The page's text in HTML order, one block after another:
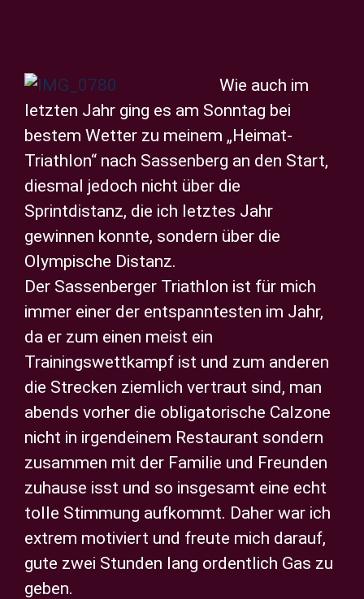
Einwilligungen widerrufen
grösseres
Bild
Wie auch im
letzten Jahr ging es am Sonntag bei
bestem Wetter zu meinem „Heimat-
Triathlon“ nach Sassenberg an den Start,
diesmal jedoch nicht über die
Sprintdistanz, die ich letztes Jahr
gewinnen konnte, sondern über die
Olympische Distanz.
Der Sassenberger Triathlon ist für mich
immer einer der entspanntesten im Jahr,
da er zum einen meist ein
Trainingswettkampf ist und zum anderen
die Strecken ziemlich vertraut sind, man
abends vorher die obligatorische Calzone
nicht in irgendeinem Restaurant sondern
zusammen mit der Familie und Freunden
zuhause isst und so insgesamt eine echt
tolle Stimmung aufkommt. Daher war ich
extrem motiviert und freute mich darauf,
gute zwei Stunden lang ordentlich Gas zu
geben.